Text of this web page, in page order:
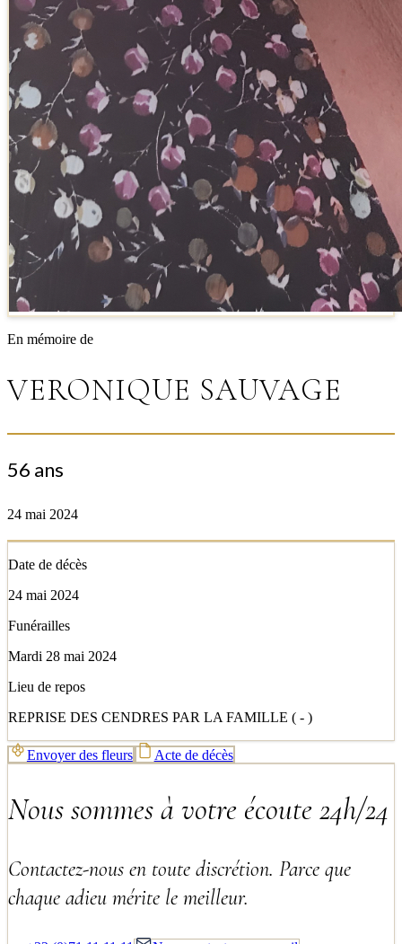
En mémoire de
VERONIQUE SAUVAGE
56 ans
24 mai 2024
Date de décès
24 mai 2024
Funérailles
Mardi 28 mai 2024
Lieu de repos
REPRISE DES CENDRES PAR LA FAMILLE ( - )
Envoyer des fleurs Acte de décès
Nous sommes à votre écoute 24h/24
Contactez-nous en toute discrétion. Parce que
chaque adieu mérite le meilleur.